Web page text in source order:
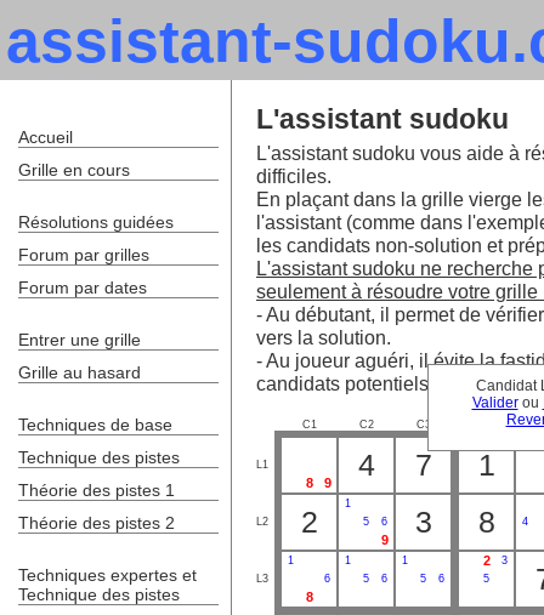
assistant-
Candidat
Validerou
L'assistant sudoku
L'assistant sudoku vous aide à
difficiles.
En plaçant dans la grille vierge
l'assistant (comme dans
les candidats non-solution et
L'assistant sudoku ne
seulement à résoudre votre grille
- Au débutant, il permet de
vers la solution.
- Au joueur aguéri, il évite la
candidats potentiels.
C1 C2 C3
L1
8 9
4 7 1
L2 2
1
5
6
9
3 8 4
L3
1
6
8
1
5
6
1
5
6
2
3
5
Accueil
Grille en cours
Résolutions guidées
Forum par grilles
Forum par dates
Entrer une grille
Grille au hasard
Techniques de base
Technique des pistes
Théorie des pistes 1
Théorie des pistes 2
Techniques expertes et
Technique des pistes